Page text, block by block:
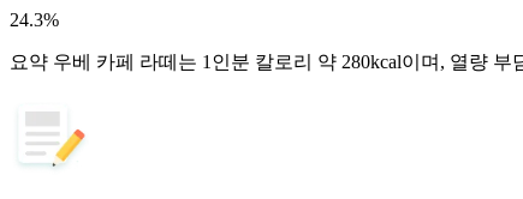
24.3%
요약 우베 카페 라떼는 1인분 칼로리 약 280kcal이며, 열량